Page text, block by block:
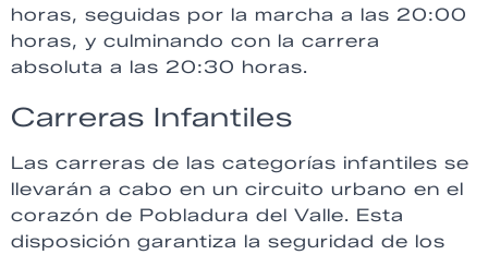
horas, seguidas por la marcha a las 20:00
horas, y culminando con la carrera
absoluta a las 20:30 horas.
Carreras Infantiles
Las carreras de las categorías infantiles se
llevarán a cabo en un circuito urbano en el
corazón de Pobladura del Valle. Esta
disposición garantiza la seguridad de los